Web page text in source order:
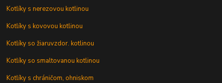
Kotlíky s nerezovou kotlinou
Kotlíky s kovovou kotlinou
Kotlíky so žiaruvzdor. kotlinou
Kotlíky so smaltovanou kotlinou
Kotlíky s chráničom, ohniskom